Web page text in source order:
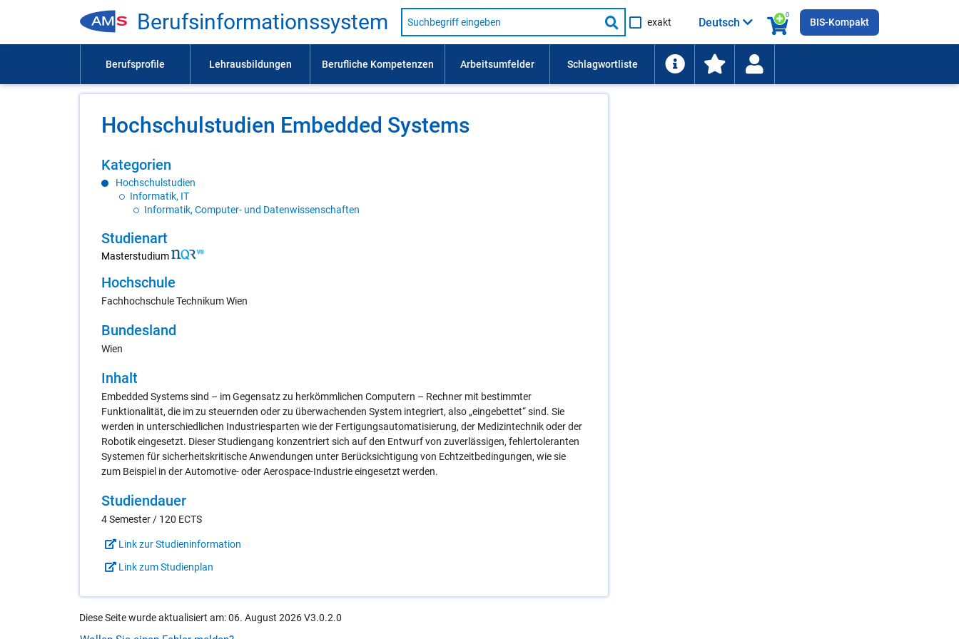
Be­rufs­in­for­ma­ti­ons­sys­tem
Suche
nach
Lehrausbildung,
usw.
Suche
starten
exakt
0
Deutsch BIS-Kompakt
Hoch­schul­stu­di­en Em­bed­ded Sys­tems
Ka­te­go­ri­en
Hochschulstudien
Informatik, IT
Informatik, Computer- und Datenwissenschaften
Stu­di­en­art
Masterstudium
Hoch­schu­le
Fachhochschule Technikum Wien
Bun­des­land
Wien
In­halt
Embedded Systems sind – im Gegensatz zu herkömmlichen Computern – Rechner mit bestimmter
Funktionalität, die im zu steuernden oder zu überwachenden System integriert, also „eingebettet“ sind. Sie
werden in unterschiedlichen Industriesparten wie der Fertigungsautomatisierung, der Medizintechnik oder der
Robotik eingesetzt. Dieser Studiengang konzentriert sich auf den Entwurf von zuverlässigen, fehlertoleranten
Systemen für sicherheitskritische Anwendungen unter Berücksichtigung von Echtzeitbedingungen, wie sie
zum Beispiel in der Automotive- oder Aerospace-Industrie eingesetzt werden.
Stu­di­en­dau­er
4 Semester / 120 ECTS
Link zur Studieninformation
Link zum Studienplan
Diese Seite wurde aktualisiert am: 06. August 2026 V3.0.2.0